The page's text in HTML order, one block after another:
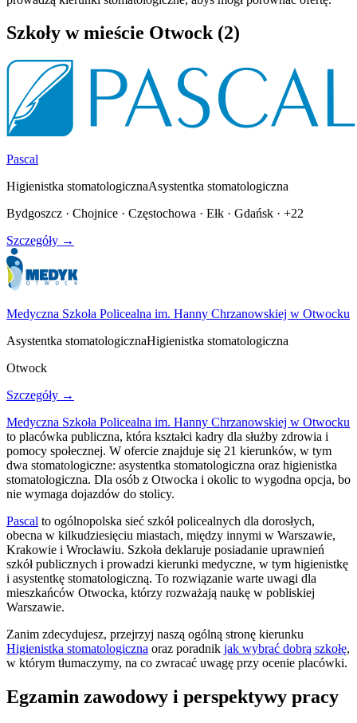
Szkoły w mieście Otwock (2)
Pascal
Higienistka stomatologicznaAsystentka stomatologiczna
Bydgoszcz · Chojnice · Częstochowa · Ełk · Gdańsk · +22
Szczegóły →
Medyczna Szkoła Policealna im. Hanny Chrzanowskiej w Otwocku
Asystentka stomatologicznaHigienistka stomatologiczna
Otwock
Szczegóły →
Medyczna Szkoła Policealna im. Hanny Chrzanowskiej w Otwocku
to placówka publiczna, która kształci kadry dla służby zdrowia i
pomocy społecznej. W ofercie znajduje się 21 kierunków, w tym
dwa stomatologiczne: asystentka stomatologiczna oraz higienistka
stomatologiczna. Dla osób z Otwocka i okolic to wygodna opcja, bo
nie wymaga dojazdów do stolicy.
Pascal to ogólnopolska sieć szkół policealnych dla dorosłych,
obecna w kilkudziesięciu miastach, między innymi w Warszawie,
Krakowie i Wrocławiu. Szkoła deklaruje posiadanie uprawnień
szkół publicznych i prowadzi kierunki medyczne, w tym higienistkę
i asystentkę stomatologiczną. To rozwiązanie warte uwagi dla
mieszkańców Otwocka, którzy rozważają naukę w pobliskiej
Warszawie.
Zanim zdecydujesz, przejrzyj naszą ogólną stronę kierunku
Higienistka stomatologiczna oraz poradnik jak wybrać dobrą szkołę,
w którym tłumaczymy, na co zwracać uwagę przy ocenie placówki.
Egzamin zawodowy i perspektywy pracy